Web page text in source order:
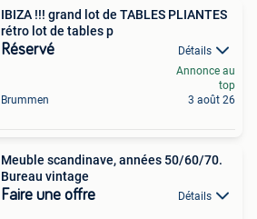
IBIZA !!! grand lot de TABLES PLIANTES
rétro lot de tables p
Réservé Détails
Brummen
Annonce au
top
3 août 26
Meuble scandinave, années 50/60/70.
Bureau vintage
Faire une offre Détails